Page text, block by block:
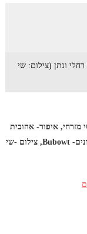
ונתן (צילום: שי
איפור- אהובית
ג'וסלה, חליפת חתן -זארה, תקליטן -אלעד עמדי, פפיונים- Bubowt, צילום -שי